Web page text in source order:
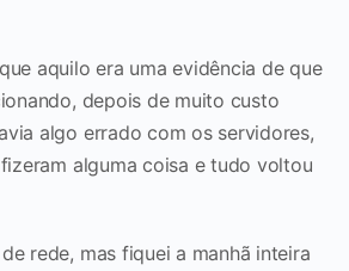
aquilo era uma evidência de que
depois de muito custo
algo errado com os servidores,
alguma coisa e tudo voltou
rede, mas fiquei a manhã inteira